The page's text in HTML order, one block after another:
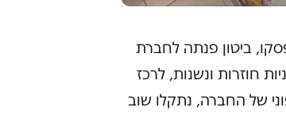
ביטון פנתה לחברת
חוזרות ונשנות, לרכז
של החברה, נתקלו שוב